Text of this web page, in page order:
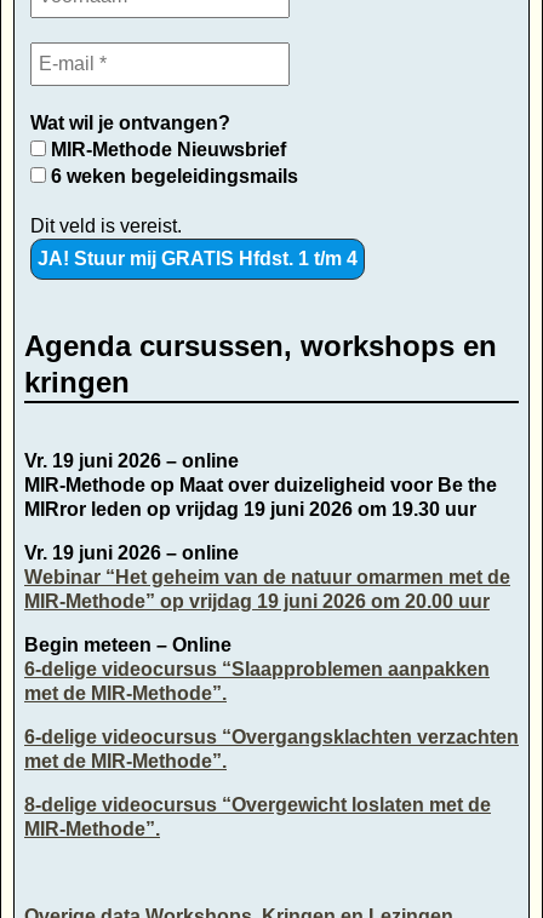
Wat wil je ontvangen?
MIR-Methode Nieuwsbrief
6 weken begeleidingsmails
Dit veld is vereist.
Agenda cursussen, workshops en
kringen
Vr. 19 juni 2026 – online
MIR-Methode op Maat over duizeligheid voor Be the
MIRror leden op vrijdag 19 juni 2026 om 19.30 uur
Vr. 19 juni 2026 – online
Webinar “Het geheim van de natuur omarmen met de
MIR-Methode” op vrijdag 19 juni 2026 om 20.00 uur
Begin meteen – Online
6-delige videocursus “Slaapproblemen aanpakken
met de MIR-Methode”.
6-delige videocursus “Overgangsklachten verzachten
met de MIR-Methode”.
8-delige videocursus “Overgewicht loslaten met de
MIR-Methode”.